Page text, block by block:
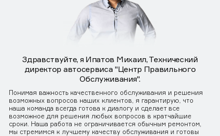
Здравствуйте, я Ипатов Михаил, Технический
директор автосервиса "Центр Правильного
Обслуживания".
Понимая важность качественного обслуживания и решения
возможных вопросов наших клиентов, я гарантирую, что
наша команда всегда готова к диалогу и сделает все
возможное для решения любых вопросов в кратчайшие
сроки. Наша работа не ограничивается обычным ремонтом,
мы стремимся к лучшему качеству обслуживания и готовы